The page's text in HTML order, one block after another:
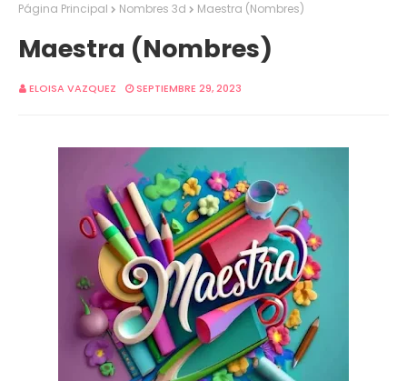
Página Principal Nombres 3d Maestra (Nombres)
Maestra (Nombres)
ELOISA VAZQUEZ SEPTIEMBRE 29, 2023